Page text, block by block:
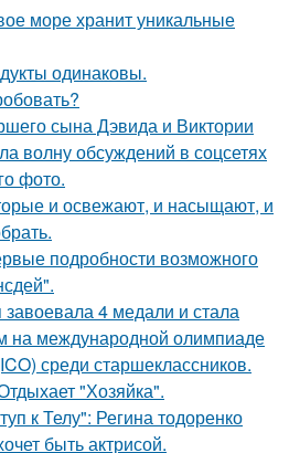
море хранит уникальные
одинаковы.
сына Дэвида и Виктории
волну обсуждений в соцсетях
фото.
и освежают, и насыщают, и
подробности возможного
завоевала 4 медали и стала
на международной олимпиаде
среди старшеклассников.
"Хозяйка".
к Телу": Регина тодоренко
быть актрисой.